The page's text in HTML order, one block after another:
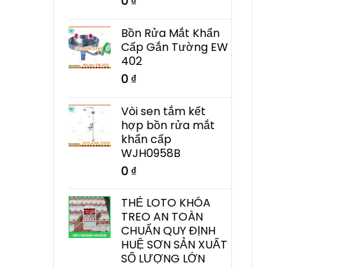
Bồn Rửa Mắt Khẩn
Cấp Gắn Tường EW
402
0 ₫
Vòi sen tắm kết
hợp bồn rửa mắt
khẩn cấp
WJH0958B
0 ₫
THẺ LOTO KHÓA
TREO AN TOÀN
CHUẨN QUY ĐỊNH
HUỆ SƠN SẢN XUẤT
SỐ LƯỢNG LỚN